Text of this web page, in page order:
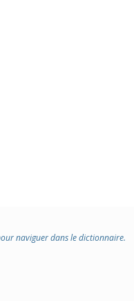
naviguer dans le dictionnaire.